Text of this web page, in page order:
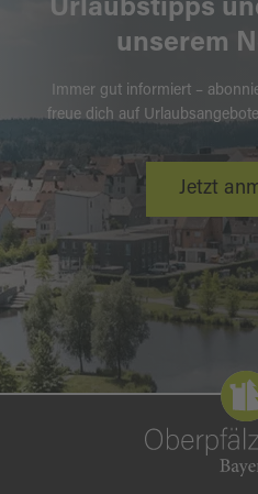
Urlaubstipps
unserem
Immer gut informiert –
freue dich auf
Jetzt